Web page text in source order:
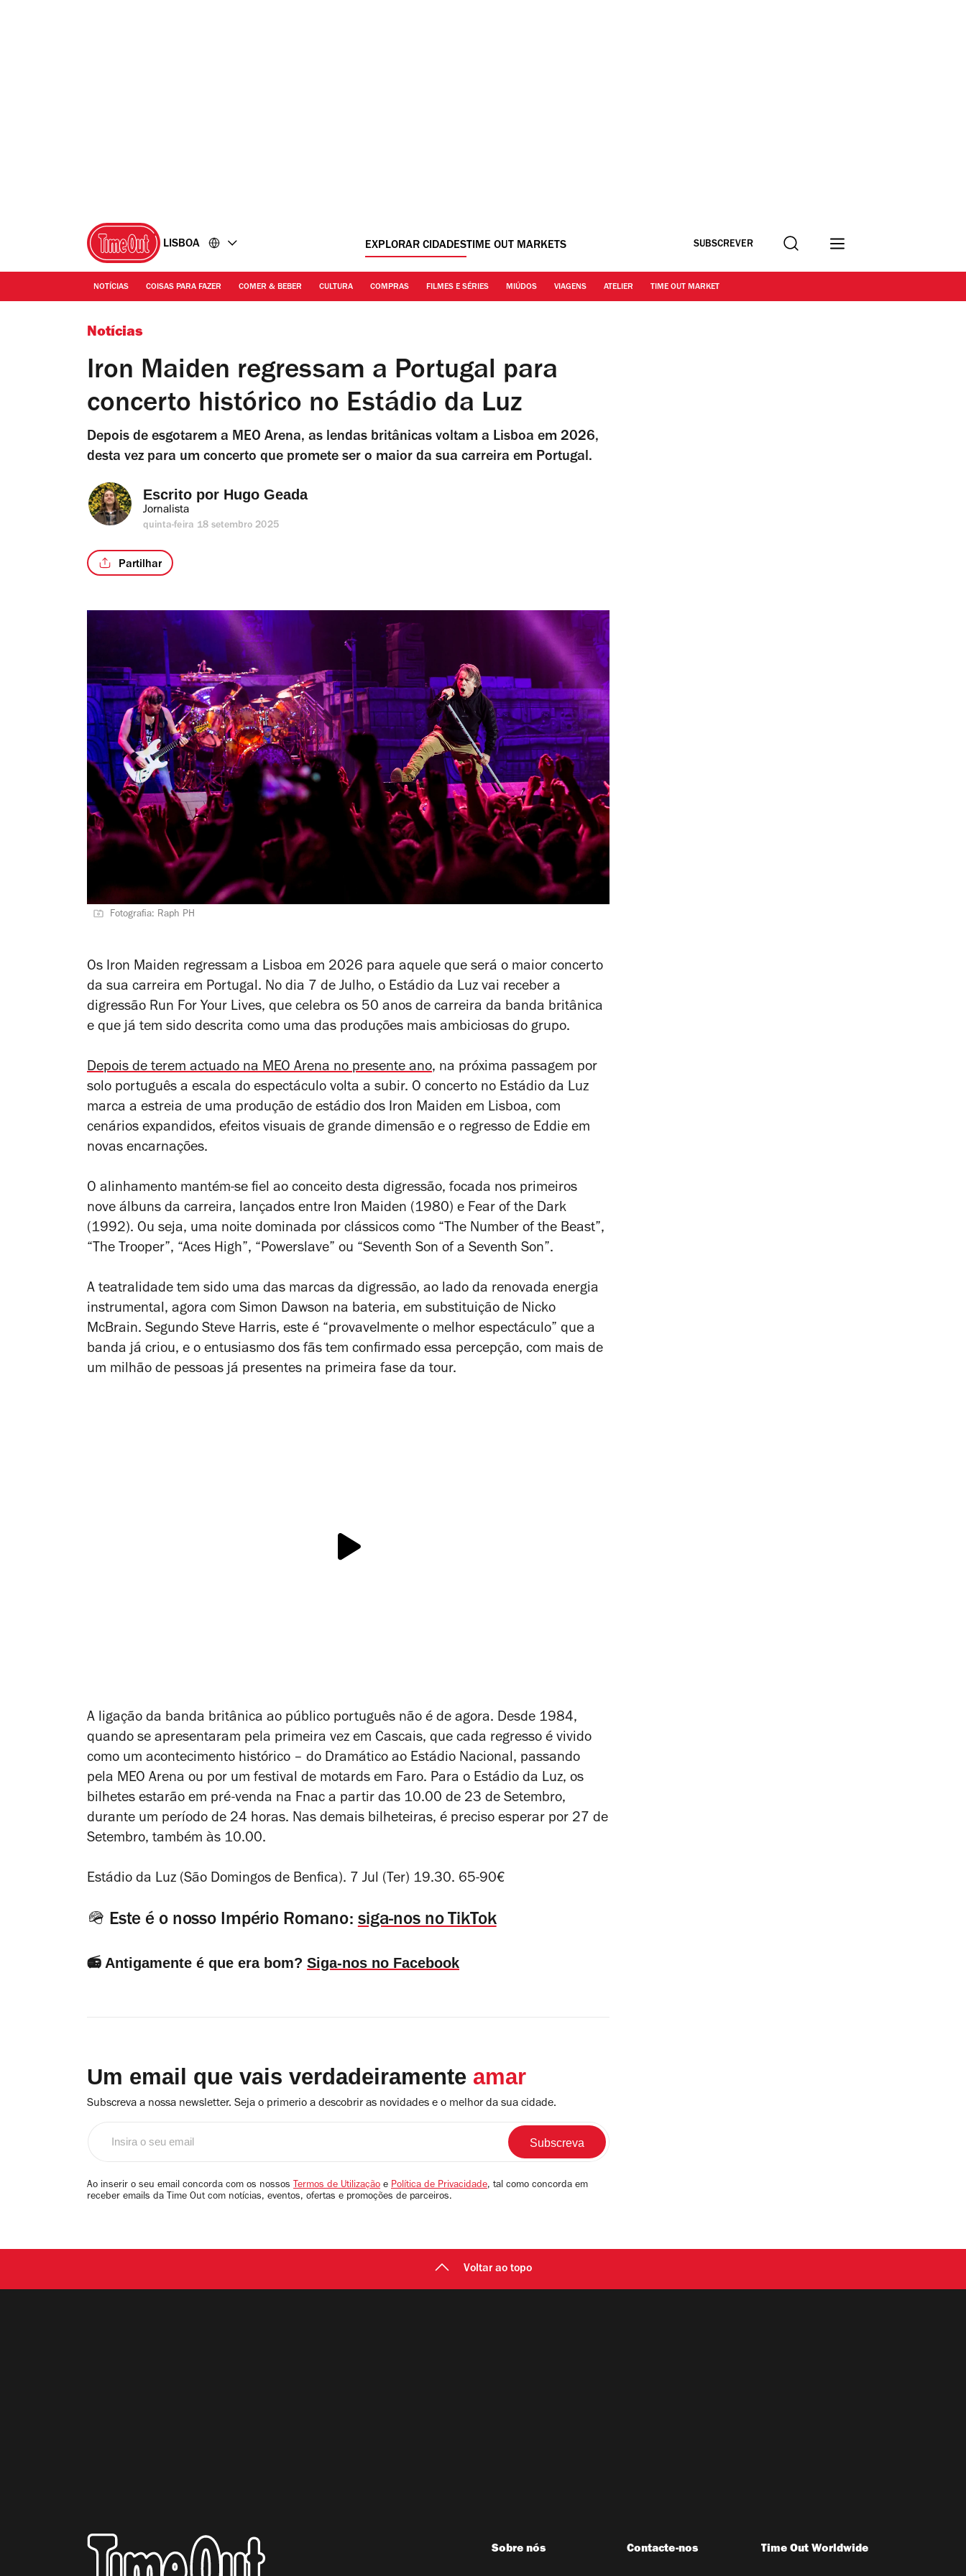
LISBOA EXPLORAR CIDADESTIME OUT MARKETS SUBSCREVER Procurar
NOTÍCIAS COISAS PARA FAZER COMER & BEBER CULTURA COMPRAS FILMES E SÉRIES MIÚDOS VIAGENS ATELIER TIME OUT MARKET
Notícias
Iron Maiden regressam a Portugal para
concerto histórico no Estádio da Luz
Depois de esgotarem a MEO Arena, as lendas britânicas voltam a Lisboa em 2026,
desta vez para um concerto que promete ser o maior da sua carreira em Portugal.
Escrito por Hugo Geada
Jornalista
quinta-feira 18 setembro 2025
Partilhar
Fotografia: Raph PH
Os Iron Maiden regressam a Lisboa em 2026 para aquele que será o maior concerto
da sua carreira em Portugal. No dia 7 de Julho, o Estádio da Luz vai receber a
digressão Run For Your Lives, que celebra os 50 anos de carreira da banda britânica
e que já tem sido descrita como uma das produções mais ambiciosas do grupo.
Depois de terem actuado na MEO Arena no presente ano, na próxima passagem por
solo português a escala do espectáculo volta a subir. O concerto no Estádio da Luz
marca a estreia de uma produção de estádio dos Iron Maiden em Lisboa, com
cenários expandidos, efeitos visuais de grande dimensão e o regresso de Eddie em
novas encarnações.
O alinhamento mantém-se fiel ao conceito desta digressão, focada nos primeiros
nove álbuns da carreira, lançados entre Iron Maiden (1980) e Fear of the Dark
(1992). Ou seja, uma noite dominada por clássicos como “The Number of the Beast”,
“The Trooper”, “Aces High”, “Powerslave” ou “Seventh Son of a Seventh Son”.
A teatralidade tem sido uma das marcas da digressão, ao lado da renovada energia
instrumental, agora com Simon Dawson na bateria, em substituição de Nicko
McBrain. Segundo Steve Harris, este é “provavelmente o melhor espectáculo” que a
banda já criou, e o entusiasmo dos fãs tem confirmado essa percepção, com mais de
um milhão de pessoas já presentes na primeira fase da tour.
A ligação da banda britânica ao público português não é de agora. Desde 1984,
quando se apresentaram pela primeira vez em Cascais, que cada regresso é vivido
como um acontecimento histórico – do Dramático ao Estádio Nacional, passando
pela MEO Arena ou por um festival de motards em Faro. Para o Estádio da Luz, os
bilhetes estarão em pré-venda na Fnac a partir das 10.00 de 23 de Setembro,
durante um período de 24 horas. Nas demais bilheteiras, é preciso esperar por 27 de
Setembro, também às 10.00.
Estádio da Luz (São Domingos de Benfica). 7 Jul (Ter) 19.30. 65-90€
🪖 Este é o nosso Império Romano: siga-nos no TikTok
📻 Antigamente é que era bom? Siga-nos no Facebook
Um email que vais verdadeiramente amar
Subscreva a nossa newsletter. Seja o primerio a descobrir as novidades e o melhor da sua cidade.
email
Ao inserir o seu email concorda com os nossos Termos de Utilização e Política de Privacidade, tal como concorda em
receber emails da Time Out com notícias, eventos, ofertas e promoções de parceiros.
Voltar ao topo
Sobre nós Contacte-nos Time Out Worldwide